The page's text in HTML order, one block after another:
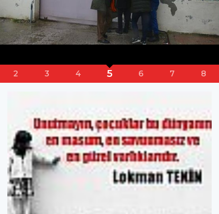
3 4 5 6 7 8 9